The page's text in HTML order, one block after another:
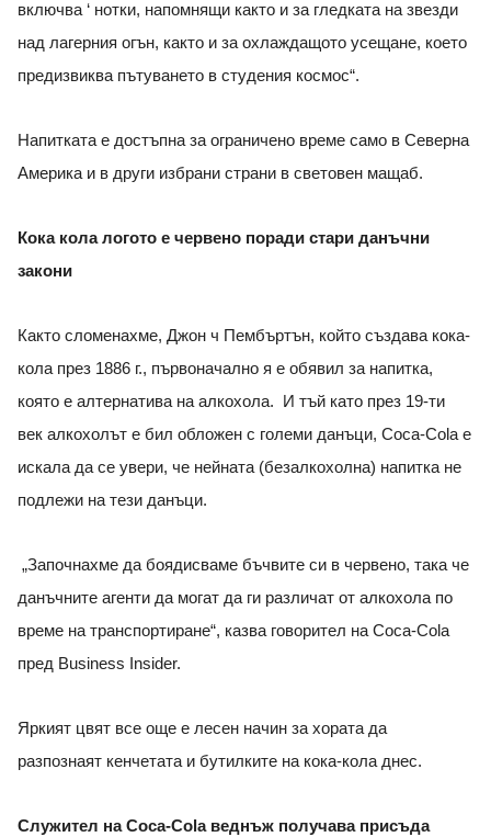
включва ‘ нотки, напомнящи както и за гледката на звезди
над лагерния огън, както и за охлаждащото усещане, което
предизвиква пътуването в студения космос“.
Напитката е достъпна за ограничено време само в Северна
Америка и в други избрани страни в световен мащаб.
Кока кола логото е червено поради стари данъчни
закони
Както сломенахме, Джон ч Пембъртън, който създава кока-
кола през 1886 г., първоначално я е обявил за напитка,
която е алтернатива на алкохола. И тъй като през 19-ти
век алкохолът е бил обложен с големи данъци, Coca-Cola е
искала да се увери, че нейната (безалкохолна) напитка не
подлежи на тези данъци.
„Започнахме да боядисваме бъчвите си в червено, така че
данъчните агенти да могат да ги различат от алкохола по
време на транспортиране“, казва говорител на Coca-Cola
пред Business Insider.
Яркият цвят все още е лесен начин за хората да
разпознаят кенчетата и бутилките на кока-кола днес.
Служител на Coca-Cola веднъж получава присъда